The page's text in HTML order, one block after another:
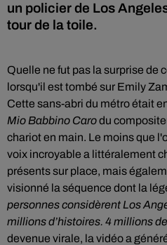
un policier de Los
tour de la toile.
Quelle ne fut pas la surprise de
lorsqu'il est tombé sur Emily
Cette sans-abri du métro était
Mio Babbino Carodu
chariot en main. Le moins que
voix incroyable a littéralement
présents sur place, mais
visionné la séquence dont la
personnes considèrent Los
millions d’histoires. 4 millions
devenue virale, la vidéo a